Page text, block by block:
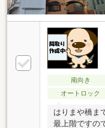
南向き
オートロック
はりまや橋ま
最上階ですの